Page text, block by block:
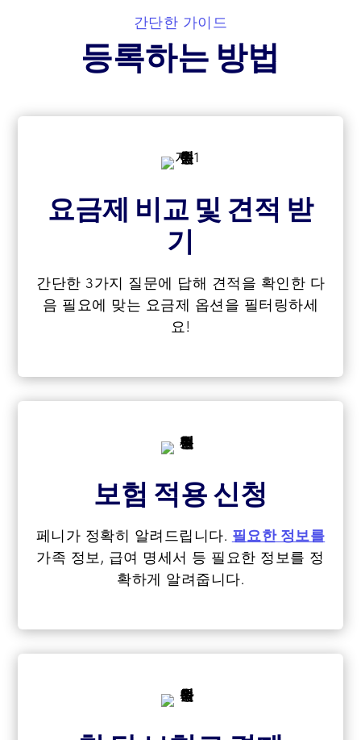
간단한 가이드
등록하는 방법
요금제 비교 및 견적 받
기
간단한 3가지 질문에 답해 견적을 확인한 다
음 필요에 맞는 요금제 옵션을 필터링하세
요!
보험 적용 신청
페니가 정확히 알려드립니다. 필요한 정보를
가족 정보, 급여 명세서 등 필요한 정보를 정
확하게 알려줍니다.